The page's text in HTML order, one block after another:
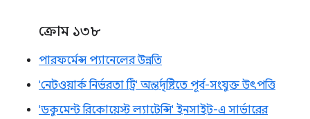
ক্রোম ১৩৮
পারফর্মেন্স প্যানেলের উন্নতি
'নেটওয়ার্ক নির্ভরতা ট্রি' অন্তর্দৃষ্টিতে পূর্ব-সংযুক্ত উৎপত্তি
'ডকুমেন্ট রিকোয়েস্ট ল্যাটেন্সি' ইনসাইট-এ সার্ভারের